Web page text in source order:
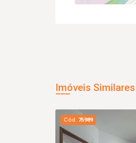
Imóveis Similares
Cód. 75989